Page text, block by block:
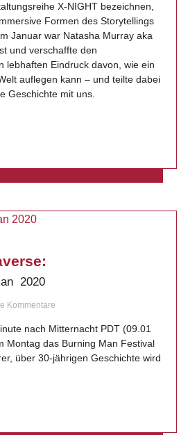
X-NIGHT bezeichnen,
Formen des Storytellings
Januar war Natasha Murray aka
und verschaffte den
lebhaften Eindruck davon, wie ein
auflegen kann – und teilte dabei
Geschichte mit uns.
2020
Kommentare
nach Mitternacht PDT (09.01
Montag das Burning Man Festival
über 30-jährigen Geschichte wird